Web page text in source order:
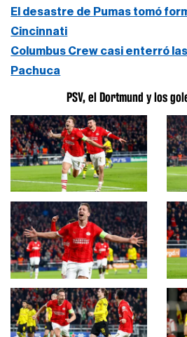
El desastre de Pumas tomó
Cincinnati
Columbus Crew casi enterró
Pachuca
PSV, el Dortmund y los